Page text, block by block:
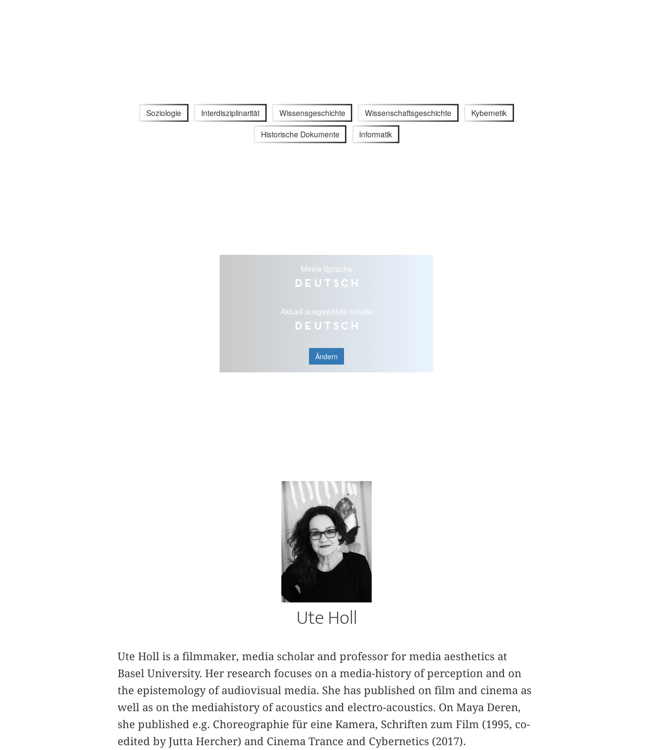
Soziologie Interdisziplinarität Wissensgeschichte Wissenschaftsgeschichte Kybernetik
Historische Dokumente Informatik
Meine Sprache
Deutsch
Aktuell ausgewählte Inhalte
Deutsch
Ändern
Ute Holl
Ute Holl is a filmmaker, media scholar and professor for media aesthetics at
Basel University. Her research focuses on a media-history of perception and on
the epistemology of audiovisual media. She has published on film and cinema as
well as on the mediahistory of acoustics and electro-acoustics. On Maya Deren,
she published e.g. Choreographie für eine Kamera, Schriften zum Film (1995, co-
edited by Jutta Hercher) and Cinema Trance and Cybernetics (2017).